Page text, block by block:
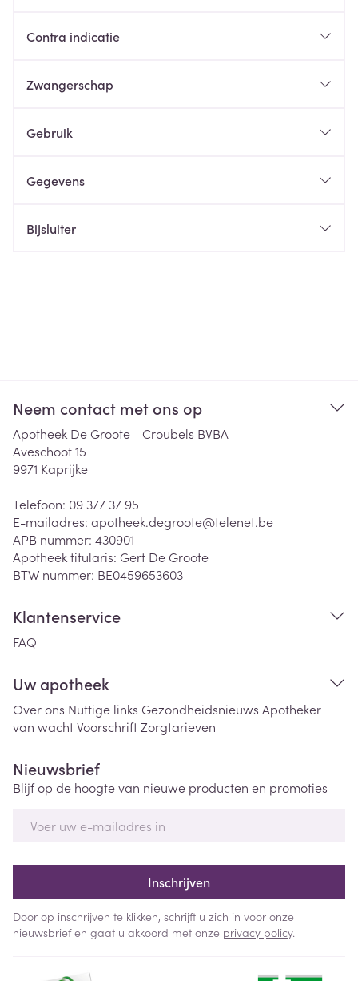
Contra indicatie
Zwangerschap
Gebruik
Gegevens
Bijsluiter
Neem contact met ons op
Apotheek De Groote - Croubels BVBA
Aveschoot 15
9971 Kaprijke
Telefoon: 09 377 37 95
E-mailadres: apotheek.degroote@telenet.be
APB nummer: 430901
Apotheek titularis: Gert De Groote
BTW nummer: BE0459653603
Klantenservice
FAQ
Uw apotheek
Over ons Nuttige links Gezondheidsnieuws Apotheker
van wachtVoorschriftZorgtarieven
Nieuwsbrief
Blijf op de hoogte van nieuwe producten en promoties
Inschrijven
Door op inschrijven te klikken, schrijft u zich in voor onze
nieuwsbrief en gaat u akkoord met onze privacy policy.